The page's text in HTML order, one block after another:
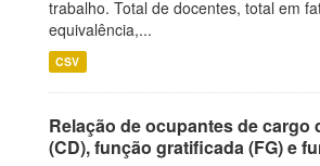
trabalho. Total de docentes, total em
equivalência,...
CSV
Relação de ocupantes de cargo
(CD), função gratificada (FG) e